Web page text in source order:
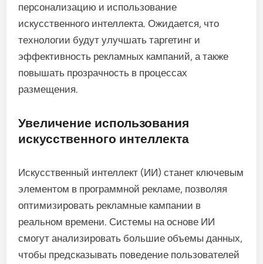
персонализацию и использование
искусственного интеллекта. Ожидается, что
технологии будут улучшать таргетинг и
эффективность рекламных кампаний, а также
повышать прозрачность в процессах
размещения.
Увеличение использования
искусственного интеллекта
Искусственный интеллект (ИИ) станет ключевым
элементом в программной рекламе, позволяя
оптимизировать рекламные кампании в
реальном времени. Системы на основе ИИ
смогут анализировать большие объемы данных,
чтобы предсказывать поведение пользователей